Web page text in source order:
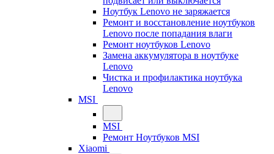
Ноутбук Lenovo не заряжается
Ремонт и восстановление ноутбуков
Lenovo после попадания влаги
Ремонт ноутбуков Lenovo
Замена аккумулятора в ноутбуке
Lenovo
Чистка и профилактика ноутбука
Lenovo
MSI
MSI
Ремонт Ноутбуков MSI
Xiaomi